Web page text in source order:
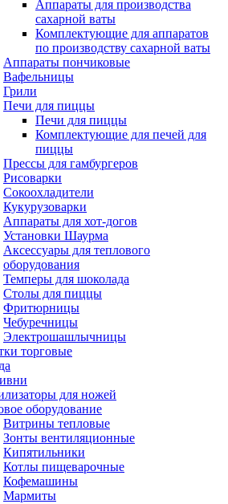
Аппараты для производства
сахарной ваты
Комплектующие для аппаратов
по производству сахарной ваты
Аппараты пончиковые
Вафельницы
Грили
Печи для пиццы
Печи для пиццы
Комплектующие для печей для
пиццы
Прессы для гамбургеров
Рисоварки
Сокоохладители
Кукурузоварки
Аппараты для хот-догов
Установки Шаурма
Аксессуары для теплового
оборудования
Темперы для шоколада
Столы для пиццы
Фритюрницы
Чебуречницы
Электрошашлычницы
торговые
для ножей
оборудование
Витрины тепловые
Зонты вентиляционные
Кипятильники
Котлы пищеварочные
Кофемашины
Мармиты